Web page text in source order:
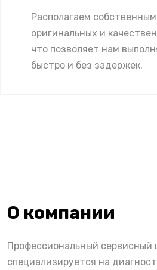
Располагаем
оригинальных и
что позволяет нам
быстро и без задержек.
О компании
Профессиональный сервисный
специализируется на